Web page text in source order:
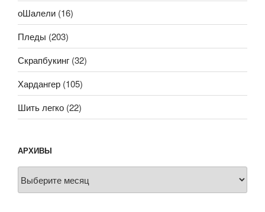
оШалели (16)
Пледы (203)
Скрапбукинг (32)
Хардангер (105)
Шить легко (22)
АРХИВЫ